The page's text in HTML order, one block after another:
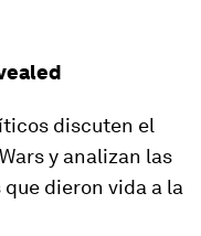
discuten el
y analizan las
dieron vida a la